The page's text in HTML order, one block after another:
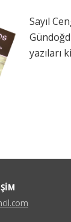
içinSayıl
yazıları